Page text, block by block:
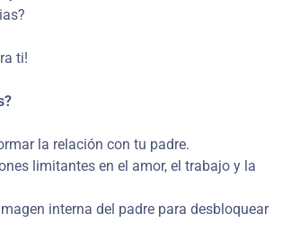
ti!
la relación con tu padre.
limitantes en el amor, el trabajo y la
interna del padre para desbloquear